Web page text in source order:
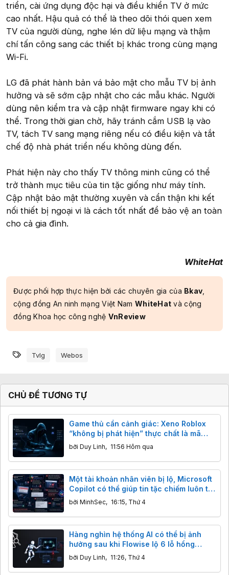
triển, cài ứng dụng độc hại và điều khiển TV ở mức
cao nhất. Hậu quả có thể là theo dõi thói quen xem
TV của người dùng, nghe lén dữ liệu mạng và thậm
chí tấn công sang các thiết bị khác trong cùng mạng
Wi-Fi.
LG đã phát hành bản vá bảo mật cho mẫu TV bị ảnh
hưởng và sẽ sớm cập nhật cho các mẫu khác. Người
dùng nên kiểm tra và cập nhật firmware ngay khi có
thể. Trong thời gian chờ, hãy tránh cắm USB lạ vào
TV, tách TV sang mạng riêng nếu có điều kiện và tắt
chế độ nhà phát triển nếu không dùng đến.
Phát hiện này cho thấy TV thông minh cũng có thể
trở thành mục tiêu của tin tặc giống như máy tính.
Cập nhật bảo mật thường xuyên và cẩn thận khi kết
nối thiết bị ngoại vi là cách tốt nhất để bảo vệ an toàn
cho cả gia đình.
WhiteHat
Được phối hợp thực hiện bởi các chuyên gia của Bkav
cộng đồng An ninh mạng Việt Nam WhiteHat và cộng
đồng Khoa học công nghệ VnReview
Từ khóa
Tvlg Webos
CHỦ ĐỀ TƯƠNG TỰ
Game thủ cần cảnh giác: Xeno Roblox
“không bị phát hiện” thực chất là mã
độc đánh cắp dữ liệu
bởi Duy Linh, 11:56 Hôm qua
Một tài khoản nhân viên bị lộ, Microsoft
Copilot có thể giúp tin tặc chiếm luôn tài
khoản CEO
bởi MinhSec, 16:15, Thứ 4
Hàng nghìn hệ thống AI có thể bị ảnh
hưởng sau khi Flowise lộ 6 lỗ hổng
nghiêm trọng
bởi Duy Linh, 11:26, Thứ 4